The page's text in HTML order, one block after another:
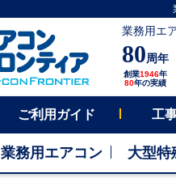
業務用エ
80周年
創業1946年
80年の実績
ご利用ガイド 工
業務用エアコン 大型特